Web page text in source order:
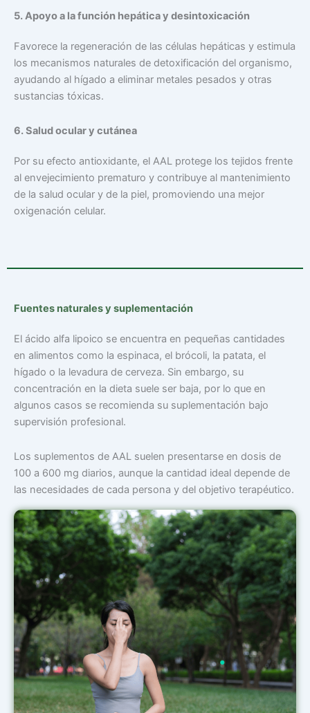
5. Apoyo a la función hepática y desintoxicación
Favorece la regeneración de las células hepáticas y estimula
los mecanismos naturales de detoxificación del organismo,
ayudando al hígado a eliminar metales pesados y otras
sustancias tóxicas.
6. Salud ocular y cutánea
Por su efecto antioxidante, el AAL protege los tejidos frente
al envejecimiento prematuro y contribuye al mantenimiento
de la salud ocular y de la piel, promoviendo una mejor
oxigenación celular.
Fuentes naturales y suplementación
El ácido alfa lipoico se encuentra en pequeñas cantidades
en alimentos como la espinaca, el brócoli, la patata, el
hígado o la levadura de cerveza. Sin embargo, su
concentración en la dieta suele ser baja, por lo que en
algunos casos se recomienda su suplementación bajo
supervisión profesional.
Los suplementos de AAL suelen presentarse en dosis de
100 a 600 mg diarios, aunque la cantidad ideal depende de
las necesidades de cada persona y del objetivo terapéutico.